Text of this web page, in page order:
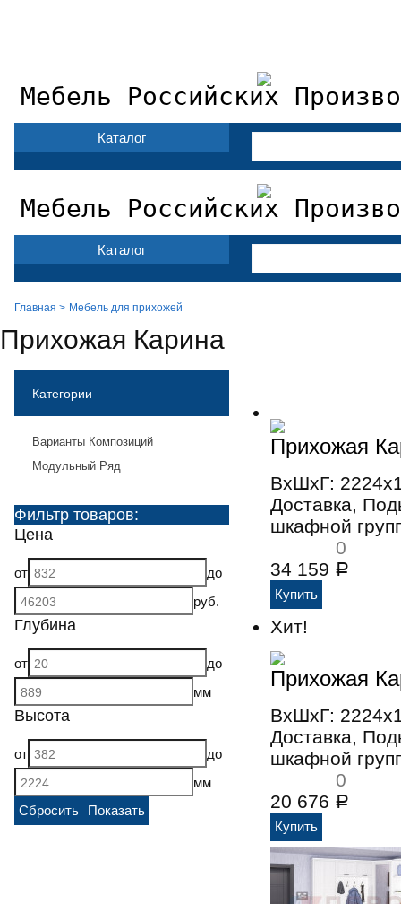
Мебель Российских
Каталог
Мебель Российских
Каталог
Главная > Мебель для прихожей
Прихожая Карина
Категории
Варианты Композиций
Модульный Ряд
Фильтр товаров:
Цена
от
до
руб.
Глубина
от
до
мм
Высота
от
до
мм
Прихожая
ВхШхГ:
Доставка,
шкафной
0
34 159 Р
Хит!
Прихожая
ВхШхГ:
Доставка,
шкафной
0
20 676 Р